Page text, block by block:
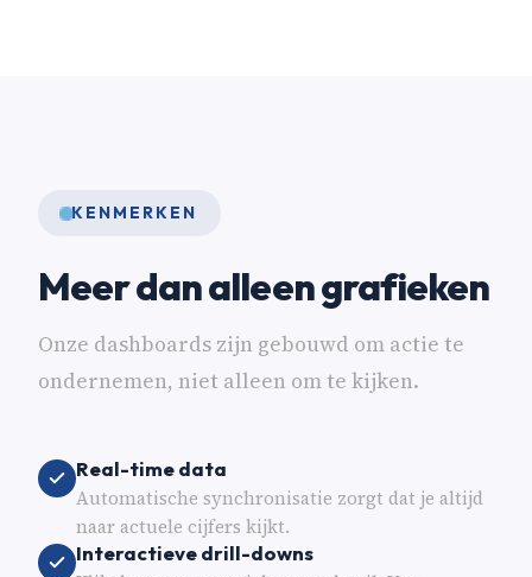
KENMERKEN
Meer dan alleen grafieken
Onze dashboards zijn gebouwd om actie te
ondernemen, niet alleen om te kijken.
Real-time data
Automatische synchronisatie zorgt dat je altijd
naar actuele cijfers kijkt.
Interactieve drill-downs